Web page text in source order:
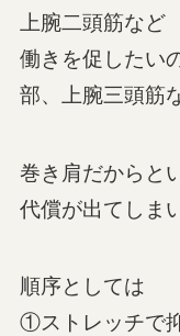
上腕二頭筋など
働きを促したい
部、上腕三頭筋
巻き肩だからと
代償が出てしま
順序としては
①ストレッチで